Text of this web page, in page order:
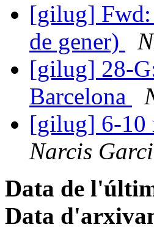
[gilug] Fwd:
de gener)
[gilug] 28-
Barcelona
[gilug] 6-10
Narcis
Data de
Data